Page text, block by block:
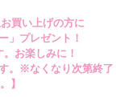
買い上げの方に
」プレゼント！
お楽しみに！
。※なくなり次第終了
】